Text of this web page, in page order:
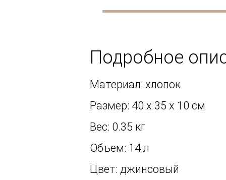
Подробное
Материал: хлопок
Размер: 40 х 35 х 10 см
Вес: 0.35 кг
Объем: 14 л
Цвет: джинсовый